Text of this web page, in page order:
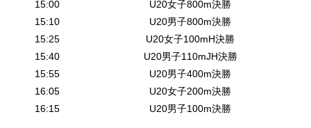
15:00
U20女子800m決勝
15:10
U20男子800m決勝
15:25
U20女子100mH決勝
15:40
U20男子110mJH決勝
15:55
U20男子400m決勝
16:05
U20女子200m決勝
16:15
U20男子100m決勝